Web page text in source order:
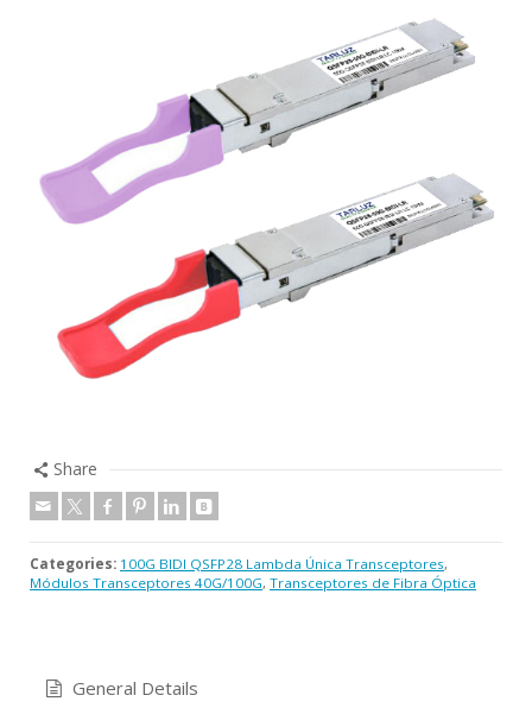
Share
Categories: 100G BIDI QSFP28 Lambda Única Transceptores,
Módulos Transceptores 40G/100G, Transceptores de Fibra Óptica
General Details